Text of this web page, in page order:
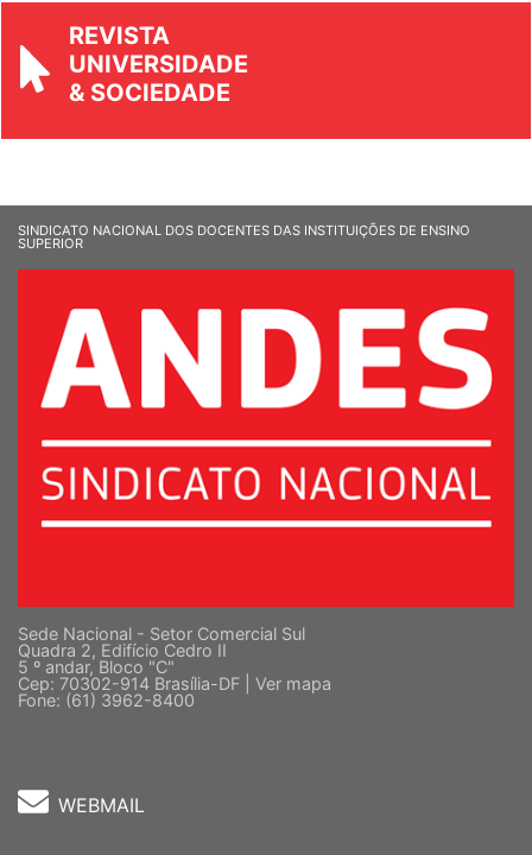
REVISTA
UNIVERSIDADE
& SOCIEDADE
SINDICATO NACIONAL DOS DOCENTES DAS INSTITUIÇÕES DE ENSINO
SUPERIOR
Sede Nacional - Setor Comercial Sul
Quadra 2, Edifício Cedro II
5 º andar, Bloco "C"
Cep: 70302-914 Brasília-DF | Ver mapa
Fone: (61) 3962-8400
WEBMAIL